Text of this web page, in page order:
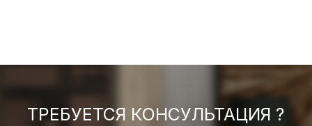
ТРЕБУЕТСЯ КОНСУЛЬТАЦИЯ ?